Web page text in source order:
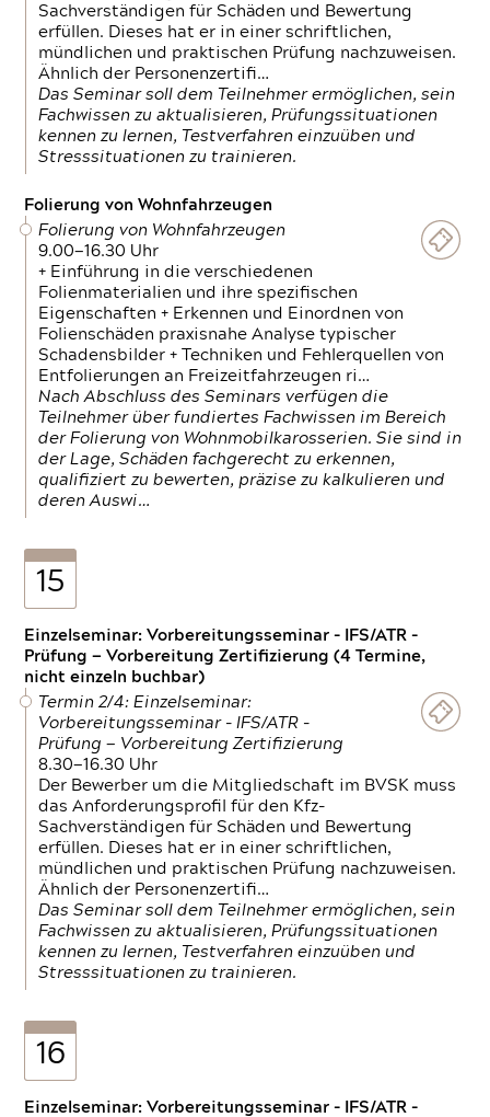
Sachverständigen für Schäden und Bewertung
erfüllen. Dieses hat er in einer schriftlichen,
mündlichen und praktischen Prüfung nachzuweisen.
Ähnlich der Personenzertifi…
Das Seminar soll dem Teilnehmer ermöglichen, sein
Fachwissen zu aktualisieren, Prüfungssituationen
kennen zu lernen, Testverfahren einzuüben und
Stresssituationen zu trainieren.
Folierung von Wohnfahrzeugen
Folierung von Wohnfahrzeugen
9.00—16.30 Uhr
+ Einführung in die verschiedenen
Folienmaterialien und ihre spezifischen
Eigenschaften + Erkennen und Einordnen von
Folienschäden praxisnahe Analyse typischer
Schadensbilder + Techniken und Fehlerquellen von
Entfolierungen an Freizeitfahrzeugen ri…
Nach Abschluss des Seminars verfügen die
Teilnehmer über fundiertes Fachwissen im Bereich
der Folierung von Wohnmobilkarosserien. Sie sind in
der Lage, Schäden fachgerecht zu erkennen,
qualifiziert zu bewerten, präzise zu kalkulieren und
deren Auswi…
15
Einzelseminar: Vorbereitungsseminar - IFS/ATR -
Prüfung — Vorbereitung Zertifizierung (4 Termine,
nicht einzeln buchbar)
Termin 2/4: Einzelseminar:
Vorbereitungsseminar - IFS/ATR -
Prüfung — Vorbereitung Zertifizierung
8.30—16.30 Uhr
Der Bewerber um die Mitgliedschaft im BVSK muss
das Anforderungsprofil für den Kfz-
Sachverständigen für Schäden und Bewertung
erfüllen. Dieses hat er in einer schriftlichen,
mündlichen und praktischen Prüfung nachzuweisen.
Ähnlich der Personenzertifi…
Das Seminar soll dem Teilnehmer ermöglichen, sein
Fachwissen zu aktualisieren, Prüfungssituationen
kennen zu lernen, Testverfahren einzuüben und
Stresssituationen zu trainieren.
16
Einzelseminar: Vorbereitungsseminar - IFS/ATR -